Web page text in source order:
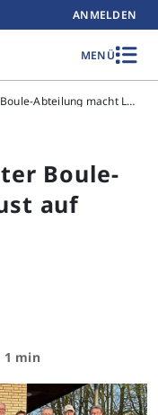
ANMELDEN
MENÜ
Premiere der Erwitter Boule-Abteilung macht Lust auf mehr
Boule-
auf
1 min